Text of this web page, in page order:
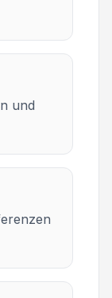
und